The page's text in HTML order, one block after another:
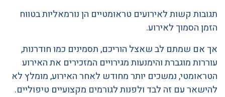
תגובות קשות לאירועים טראומטיים הן נורמאליות בטווח
הזמן הסמוך לאירוע.
אך אם שמתם לב שאצל הוריכם, תסמינים כמו חודרנות,
עוררות מוגברת והימנעות מגירויים המזכירים את האירוע
הטראומטי, נמשכים יותר מחודש לאחר האירוע, מומלץ לא
להישאר עם זה לבד ולפנות לגורמים מקצועיים טיפוליים.